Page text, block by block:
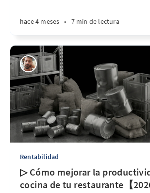
hace 4 meses • 7 min de lectura
Rentabilidad
▷ Cómo mejorar la
cocina de tu restaurante【